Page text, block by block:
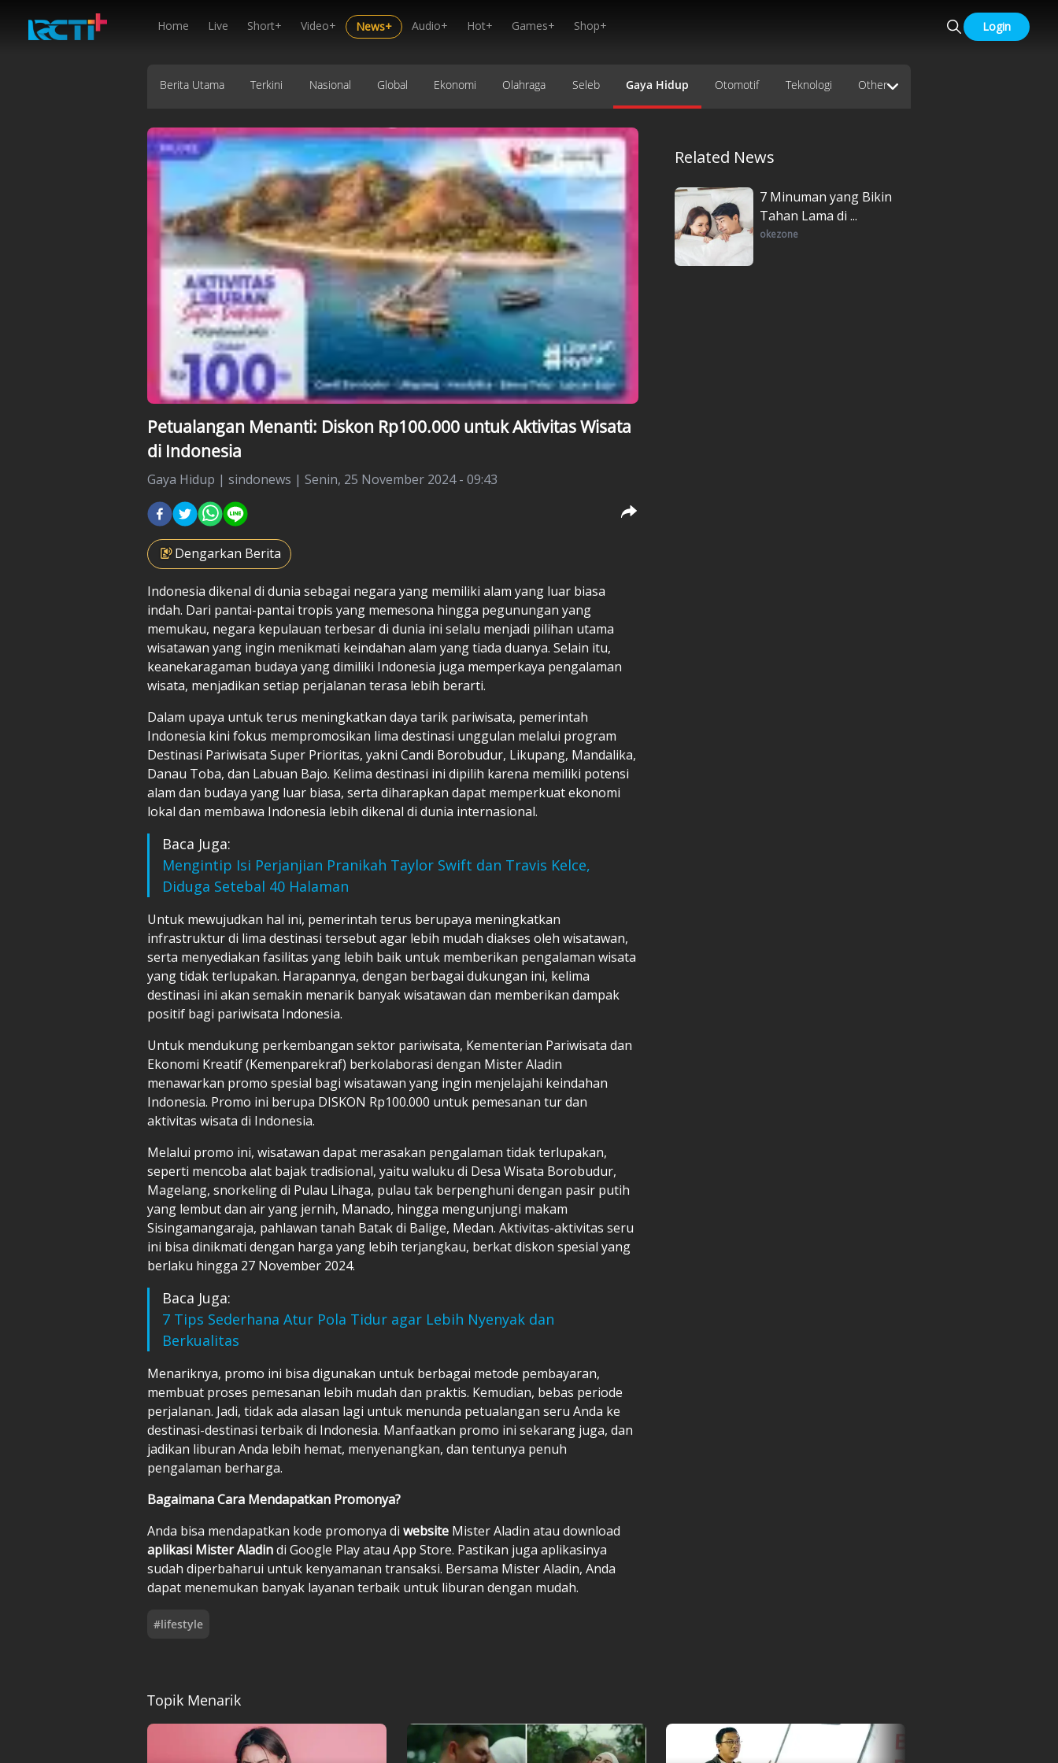
Home Live Short+ Video+ News+ Audio+ Hot+ Games+ Shop+ Login
Berita Utama Terkini Nasional Global Ekonomi Olahraga Seleb Gaya Hidup Otomotif Teknologi Other
Petualangan Menanti: Diskon Rp100.000 untuk Aktivitas Wisata
di Indonesia
Gaya Hidup | sindonews | Senin, 25 November 2024 - 09:43
Dengarkan Berita
Indonesia dikenal di dunia sebagai negara yang memiliki alam yang luar biasa
indah. Dari pantai-pantai tropis yang memesona hingga pegunungan yang
memukau, negara kepulauan terbesar di dunia ini selalu menjadi pilihan utama
wisatawan yang ingin menikmati keindahan alam yang tiada duanya. Selain itu,
keanekaragaman budaya yang dimiliki Indonesia juga memperkaya pengalaman
wisata, menjadikan setiap perjalanan terasa lebih berarti.
Dalam upaya untuk terus meningkatkan daya tarik pariwisata, pemerintah
Indonesia kini fokus mempromosikan lima destinasi unggulan melalui program
Destinasi Pariwisata Super Prioritas, yakni Candi Borobudur, Likupang, Mandalika,
Danau Toba, dan Labuan Bajo. Kelima destinasi ini dipilih karena memiliki potensi
alam dan budaya yang luar biasa, serta diharapkan dapat memperkuat ekonomi
lokal dan membawa Indonesia lebih dikenal di dunia internasional.
Baca Juga:
Mengintip Isi Perjanjian Pranikah Taylor Swift dan Travis Kelce,
Diduga Setebal 40 Halaman
Untuk mewujudkan hal ini, pemerintah terus berupaya meningkatkan
infrastruktur di lima destinasi tersebut agar lebih mudah diakses oleh wisatawan,
serta menyediakan fasilitas yang lebih baik untuk memberikan pengalaman wisata
yang tidak terlupakan. Harapannya, dengan berbagai dukungan ini, kelima
destinasi ini akan semakin menarik banyak wisatawan dan memberikan dampak
positif bagi pariwisata Indonesia.
Untuk mendukung perkembangan sektor pariwisata, Kementerian Pariwisata dan
Ekonomi Kreatif (Kemenparekraf) berkolaborasi dengan Mister Aladin
menawarkan promo spesial bagi wisatawan yang ingin menjelajahi keindahan
Indonesia. Promo ini berupa DISKON Rp100.000 untuk pemesanan tur dan
aktivitas wisata di Indonesia.
Melalui promo ini, wisatawan dapat merasakan pengalaman tidak terlupakan,
seperti mencoba alat bajak tradisional, yaitu waluku di Desa Wisata Borobudur,
Magelang, snorkeling di Pulau Lihaga, pulau tak berpenghuni dengan pasir putih
yang lembut dan air yang jernih, Manado, hingga mengunjungi makam
Sisingamangaraja, pahlawan tanah Batak di Balige, Medan. Aktivitas-aktivitas seru
ini bisa dinikmati dengan harga yang lebih terjangkau, berkat diskon spesial yang
berlaku hingga 27 November 2024.
Baca Juga:
7 Tips Sederhana Atur Pola Tidur agar Lebih Nyenyak dan
Berkualitas
Menariknya, promo ini bisa digunakan untuk berbagai metode pembayaran,
membuat proses pemesanan lebih mudah dan praktis. Kemudian, bebas periode
perjalanan. Jadi, tidak ada alasan lagi untuk menunda petualangan seru Anda ke
destinasi-destinasi terbaik di Indonesia. Manfaatkan promo ini sekarang juga, dan
jadikan liburan Anda lebih hemat, menyenangkan, dan tentunya penuh
pengalaman berharga.
Bagaimana Cara Mendapatkan Promonya?
Anda bisa mendapatkan kode promonya di website Mister Aladin atau download
aplikasi Mister Aladindi Google Play atau App Store. Pastikan juga aplikasinya
sudah diperbaharui untuk kenyamanan transaksi. Bersama Mister Aladin, Anda
dapat menemukan banyak layanan terbaik untuk liburan dengan mudah.
#lifestyle
Related News
7 Minuman yang Bikin
Tahan Lama di ...
okezone
Topik Menarik